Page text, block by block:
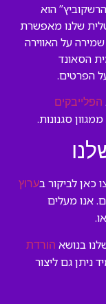
הוא
שלנו מאפשרת
על האווירה
הסאונד
הפרטים.
הפלייבקים
סגנונות.
כאן לביקור בערוץ
אנו מעלים
בנושא הורדת
ניתן גם ליצור